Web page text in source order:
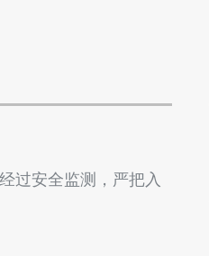
过安全监测，严把入